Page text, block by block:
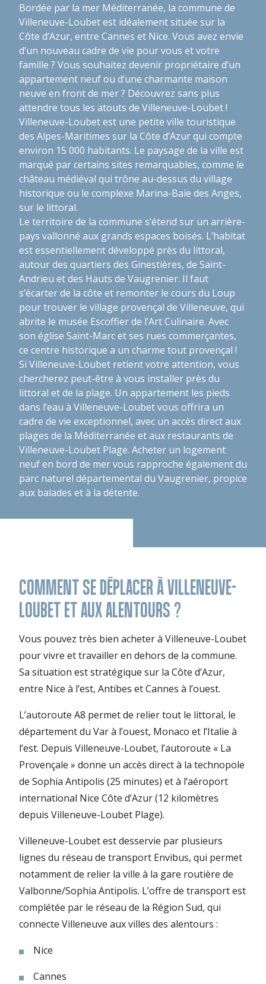
Bordée par la mer Méditerranée, la commune de
Villeneuve-Loubet est idéalement située sur la
Côte d’Azur, entre Cannes et Nice. Vous avez envie
d’un nouveau cadre de vie pour vous et votre
famille ? Vous souhaitez devenir propriétaire d’un
appartement neuf ou d’une charmante maison
neuve en front de mer ? Découvrez sans plus
attendre tous les atouts de Villeneuve-Loubet !
Villeneuve-Loubet est une petite ville touristique
des Alpes-Maritimes sur la Côte d’Azur qui compte
environ 15 000 habitants. Le paysage de la ville est
marqué par certains sites remarquables, comme le
château médiéval qui trône au-dessus du village
historique ou le complexe Marina-Baie des Anges,
sur le littoral.
Le territoire de la commune s’étend sur un arrière-
pays vallonné aux grands espaces boisés. L’habitat
est essentiellement développé près du littoral,
autour des quartiers des Ginestières, de Saint-
Andrieu et des Hauts de Vaugrenier. Il faut
s’écarter de la côte et remonter le cours du Loup
pour trouver le village provençal de Villeneuve, qui
abrite le musée Escoffier de l’Art Culinaire. Avec
son église Saint-Marc et ses rues commerçantes,
ce centre historique a un charme tout provençal !
Si Villeneuve-Loubet retient votre attention, vous
chercherez peut-être à vous installer près du
littoral et de la plage. Un appartement les pieds
dans l’eau à Villeneuve-Loubet vous offrira un
cadre de vie exceptionnel, avec un accès direct aux
plages de la Méditerranée et aux restaurants de
Villeneuve-Loubet Plage. Acheter un logement
neuf en bord de mer vous rapproche également du
parc naturel départemental du Vaugrenier, propice
aux balades et à la détente.
COMMENT SE DÉPLACER À VILLENEUVE-
LOUBET ET AUX ALENTOURS ?
Vous pouvez très bien acheter à Villeneuve-Loubet
pour vivre et travailler en dehors de la commune.
Sa situation est stratégique sur la Côte d’Azur,
entre Nice à l’est, Antibes et Cannes à l’ouest.
L’autoroute A8 permet de relier tout le littoral, le
département du Var à l’ouest, Monaco et l’Italie à
l’est. Depuis Villeneuve-Loubet, l’autoroute « La
Provençale » donne un accès direct à la technopole
de Sophia Antipolis (25 minutes) et à l’aéroport
international Nice Côte d’Azur (12 kilomètres
depuis Villeneuve-Loubet Plage).
Villeneuve-Loubet est desservie par plusieurs
lignes du réseau de transport Envibus, qui permet
notamment de relier la ville à la gare routière de
Valbonne/Sophia Antipolis. L’offre de transport est
complétée par le réseau de la Région Sud, qui
connecte Villeneuve aux villes des alentours :
Nice
Cannes